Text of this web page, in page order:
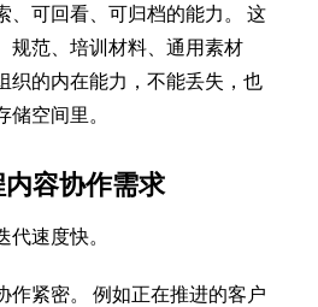
、可回看、可归档的能力。 这
规范、培训材料、通用素材
织的内在能力，不能丢失，也
空间里。
容协作需求
速度快。
作紧密。 例如正在推进的客户